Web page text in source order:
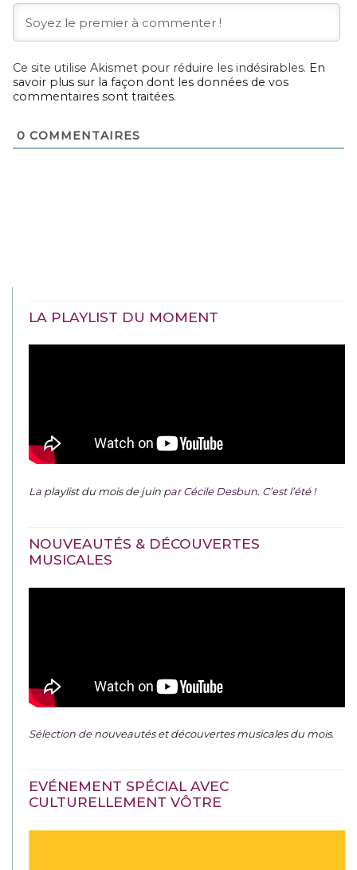
Ce site utilise Akismet pour réduire les indésirables. En
savoir plus sur la façon dont les données de vos
commentaires sont traitées.
0 COMMENTAIRES
LA PLAYLIST DU MOMENT
La playlist du mois de juin par Cécile Desbun. C’est l’été !
NOUVEAUTÉS & DÉCOUVERTES
MUSICALES
Sélection denouveautés et découvertes musicales du mois.
EVÉNEMENT SPÉCIAL AVEC
CULTURELLEMENT VÔTRE